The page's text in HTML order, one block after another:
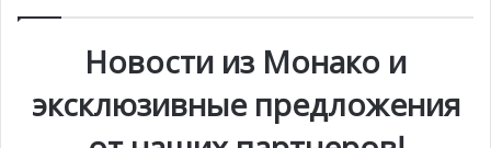
Новости из Монако и
эксклюзивные предложения